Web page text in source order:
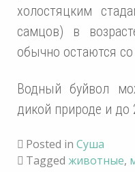
холостяцким
самцов) в
обычно остаются
Водный буйвол
дикой природе и до
Posted in Суша
Tagged животные,